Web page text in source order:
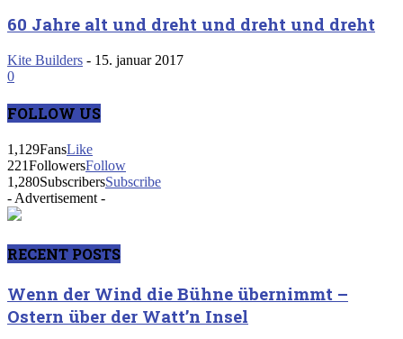
60 Jahre alt und dreht und dreht und dreht
Kite Builders - 15. januar 2017
0
FOLLOW US
1,129FansLike
221FollowersFollow
1,280SubscribersSubscribe
- Advertisement -
RECENT POSTS
Wenn der Wind die Bühne übernimmt –
Ostern über der Watt’n Insel